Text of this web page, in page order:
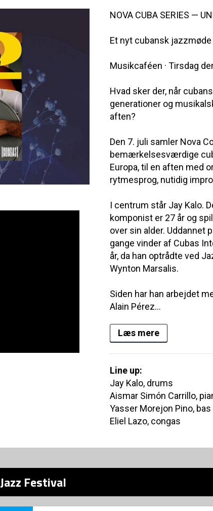
NOVA CUBA SERIES —
Et nyt cubansk jazzmøde
Musikcaféen · Tirsdag
Hvad sker der, når
generationer og
aften?
Den 7. juli samler Nova
bemærkelsesværdige
Europa, til en aften med
rytmesprog, nutidig
I centrum står Jay Kalo.
komponist er 27 år og
over sin alder. Uddannet
gange vinder af Cubas
år, da han optrådte ved
Wynton Marsalis.
Siden har han arbejdet
Alain Pérez...
Læs mere
Line up:
Jay Kalo, drums
Aismar Simón Carrillo,
Yasser Morejon Pino, bas
Eliel Lazo, congas
Festival